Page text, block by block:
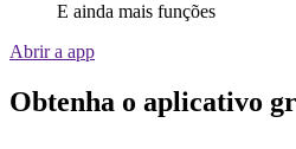
E ainda mais funções
Abrir a app
Obtenha o aplicativo